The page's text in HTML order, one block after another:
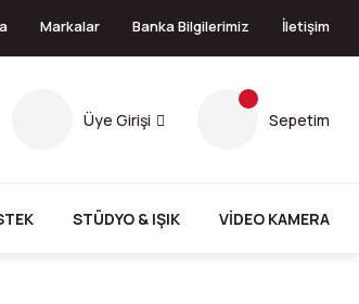
Markalar Banka Bilgilerimiz İletişim
Üye Girişi Sepetim
STÜDYO & IŞIK VİDEO KAMERA